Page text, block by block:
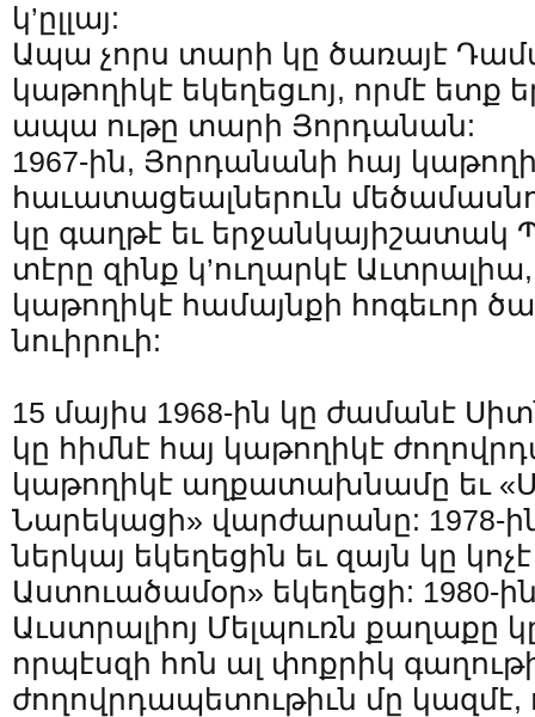
կ’ըլլայ:
Ապա չորս տարի կը ծառայէ
կաթողիկէ եկեղեցւոյ, որմէ ետք
ապա ութը տարի Յորդանան:
1967-ին, Յորդանանի հայ
հաւատացեալներուն
կը գաղթէ եւ երջանկայիշատակ
տէրը զինք կ’ուղարկէ
կաթողիկէ համայնքի հոգեւոր
նուիրուի:
15 մայիս 1968-ին կը ժամանէ
կը հիմնէ հայ կաթողիկէ
կաթողիկէ աղքատախնամը եւ
Նարեկացի» վարժարանը: 1978-
ներկայ եկեղեցին եւ զայն կը
Աստուածամօր» եկեղեցի: 1980-
Աւստրալիոյ Մելպուռն քաղաքը
որպէսզի հոն ալ փոքրիկ
ժողովրդապետութիւն մը կազմէ,